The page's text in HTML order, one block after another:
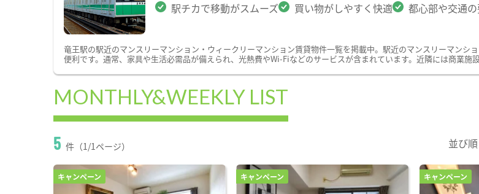
駅チカで移動がスムーズ 買い物がしやすく快適 都心部や交通
竜王駅の駅近のマンスリーマンション・ウィークリーマンション賃貸物件一覧を掲載中。駅近のマンスリーマンシ
便利です。通常、家具や生活必需品が備えられ、光熱費やWi-Fiなどのサービスが含まれています。近隣には商業施
MONTHLY&WEEKLY LIST
5 件（1/1ページ） 並び順
キャンペーン キャンペーン キャンペーン